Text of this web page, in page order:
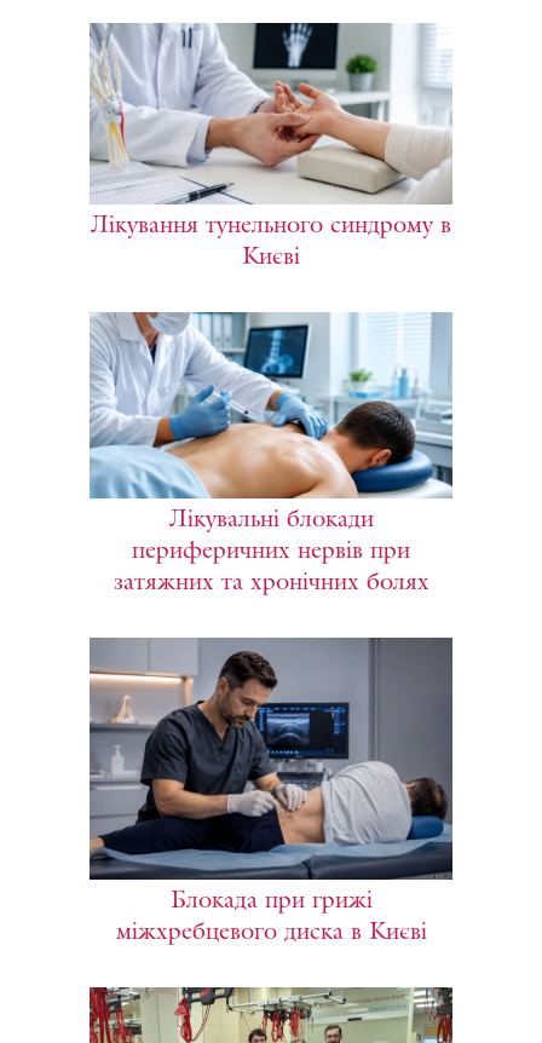
Лікування тунельного синдрому в
Києві
Лікувальні блокади
периферичних нервів при
затяжних та хронічних болях
Блокада при грижі
міжхребцевого диска в Києві